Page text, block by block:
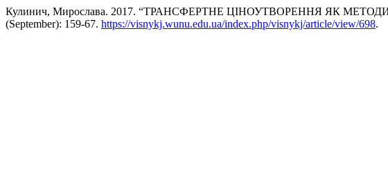
Кулинич, Мирослава. 2017. “ТРАНСФЕРТНЕ ЦІНОУТВОРЕННЯ ЯК
(September): 159-67. https://visnykj.wunu.edu.ua/index.php/visnykj/article/view/698.